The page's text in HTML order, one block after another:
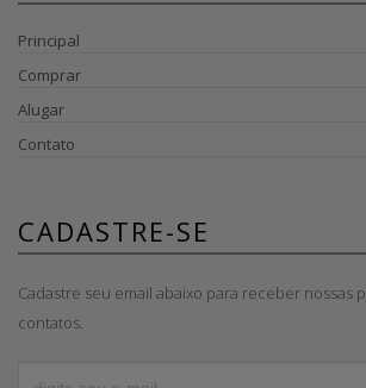
Principal
Comprar
Alugar
Contato
CADASTRE-SE
Cadastre seu email abaixo para receber nossas
contatos.